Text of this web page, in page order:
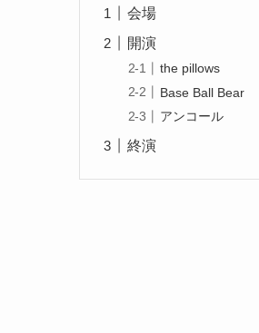
会場
開演
the pillows
Base Ball Bear
アンコール
終演